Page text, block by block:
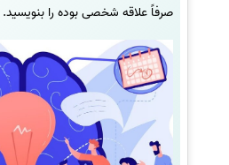
صرفاً علاقه شخصی بوده را بنویسید.